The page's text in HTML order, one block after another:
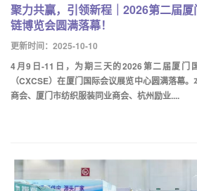
聚力共赢，引领新程｜2026第二届
链博览会圆满落幕！
更新时间：2025-10-10
4月9日-11日，为期三天的2026第二届厦门
（CXCSE）在厦门国际会议展览中心圆满落幕
商会、厦门市纺织服装同业商会、杭州励业....